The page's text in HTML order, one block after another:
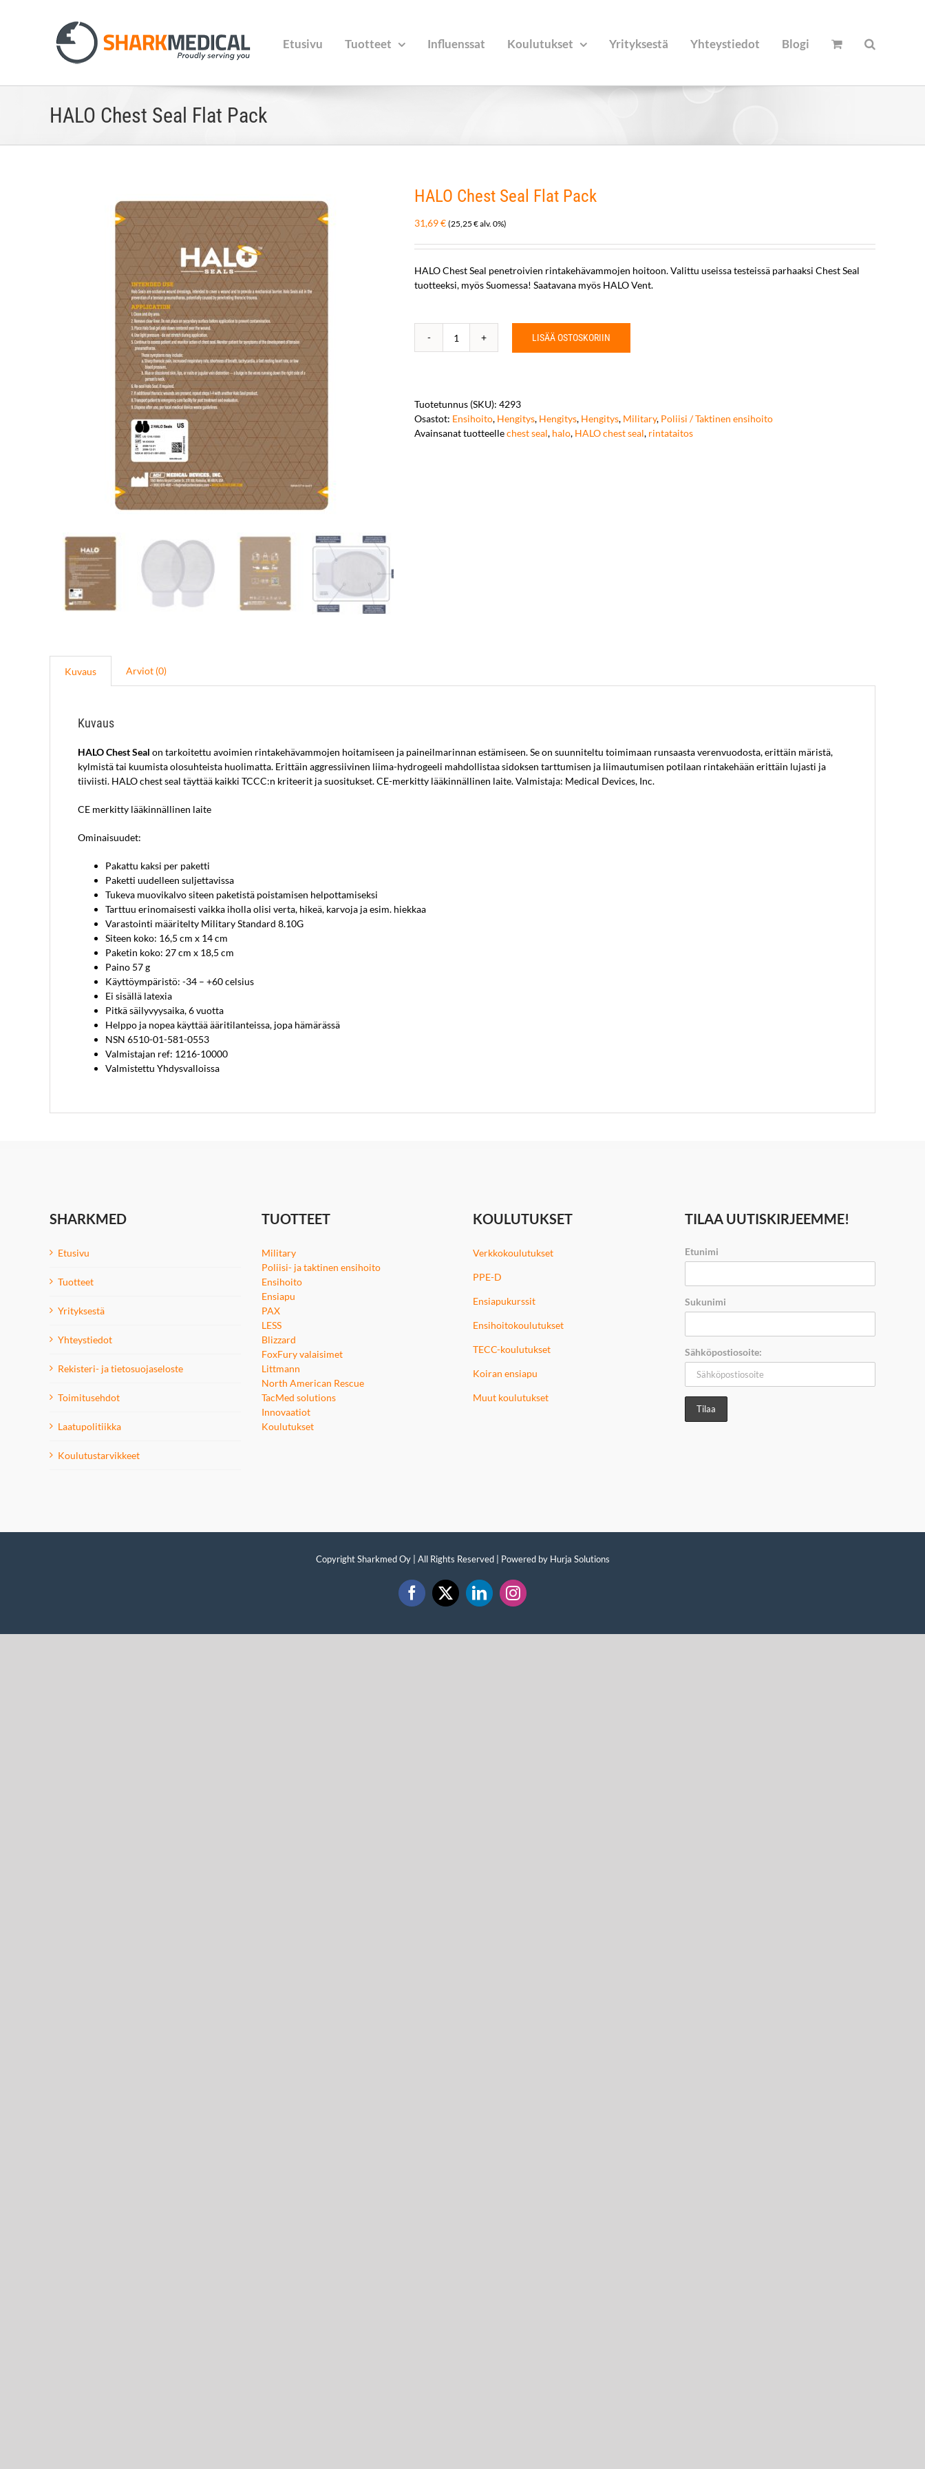
Etusivu Tuotteet Influenssat Koulutukset Yrityksestä Yhteystiedot Blogi
HALO Chest Seal Flat Pack
HALO Chest Seal Flat Pack
31,69€ (25,25 €alv. 0%)
HALO Chest Seal penetroivien rintakehävammojen hoitoon. Valittu useissa testeissä parhaaksi Chest Seal
tuotteeksi, myös Suomessa! Saatavana myös HALO Vent.
HALO
Pack
määrä
LISÄÄ OSTOSKORIIN
Tuotetunnus (SKU): 4293
Osastot: Ensihoito, Hengitys, Hengitys, Hengitys, Military, Poliisi / Taktinen ensihoito
Avainsanat tuotteellechest seal, halo, HALO chest seal, rintataitos
Kuvaus Arviot (0)
Kuvaus
HALO Chest Seal on tarkoitettu avoimien rintakehävammojen hoitamiseen ja paineilmarinnan estämiseen. Se on suunniteltu toimimaan runsaasta verenvuodosta, erittäin märistä,
kylmistä tai kuumista olosuhteista huolimatta. Erittäin aggressiivinen liima-hydrogeeli mahdollistaa sidoksen tarttumisen ja liimautumisen potilaan rintakehään erittäin lujasti ja
tiiviisti. HALO chest seal täyttää kaikki TCCC:n kriteerit ja suositukset. CE-merkitty lääkinnällinen laite. Valmistaja: Medical Devices, Inc.
CE merkitty lääkinnällinen laite
Ominaisuudet:
Pakattu kaksi per paketti
Paketti uudelleen suljettavissa
Tukeva muovikalvo siteen paketistä poistamisen helpottamiseksi
Tarttuu erinomaisesti vaikka iholla olisi verta, hikeä, karvoja ja esim. hiekkaa
Varastointi määritelty Military Standard 8.10G
Siteen koko: 16,5 cm x 14 cm
Paketin koko: 27 cm x 18,5 cm
Paino 57 g
Käyttöympäristö: -34 – +60 celsius
Ei sisällä latexia
Pitkä säilyvyysaika, 6 vuotta
Helppo ja nopea käyttää ääritilanteissa, jopa hämärässä
NSN 6510-01-581-0553
Valmistajan ref: 1216-10000
Valmistettu Yhdysvalloissa
SHARKMED
Etusivu
Tuotteet
Yrityksestä
Yhteystiedot
Rekisteri- ja tietosuojaseloste
Toimitusehdot
Laatupolitiikka
Koulutustarvikkeet
TUOTTEET
Military
Poliisi- ja taktinen ensihoito
Ensihoito
Ensiapu
PAX
LESS
Blizzard
FoxFury valaisimet
Littmann
North American Rescue
TacMed solutions
Innovaatiot
Koulutukset
KOULUTUKSET
Verkkokoulutukset
PPE-D
Ensiapukurssit
Ensihoitokoulutukset
TECC-koulutukset
Koiran ensiapu
Muut koulutukset
TILAA UUTISKIRJEEMME!
Etunimi
Sukunimi
Sähköpostiosoite:
Copyright Sharkmed Oy | All Rights Reserved | Powered by Hurja Solutions
Facebook
X LinkedInInstagram